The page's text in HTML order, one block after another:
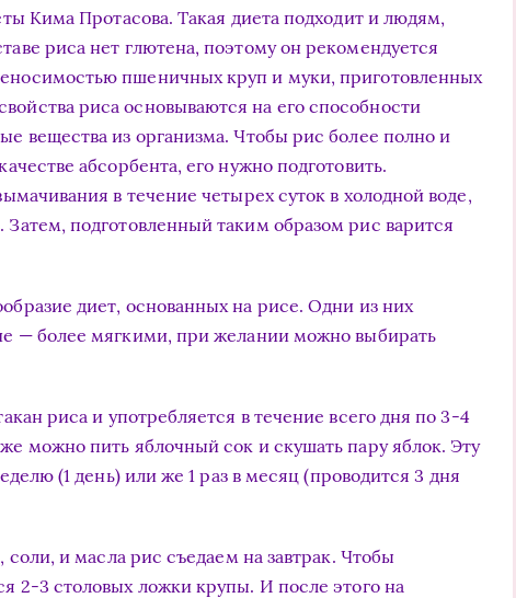
Кима Протасова. Такая диета подходит и людям,
риса нет глютена, поэтому он рекомендуется
пшеничных круп и муки, приготовленных
риса основываются на его способности
вещества из организма. Чтобы рис более полно и
абсорбента, его нужно подготовить.
в течение четырех суток в холодной воде,
подготовленный таким образом рис варится
диет, основанных на рисе. Одни из них
— более мягкими, при желании можно выбирать
риса и употребляется в течение всего дня по 3-4
можно пить яблочный сок и скушать пару яблок. Эту
(1 день) или же 1 раз в месяц (проводится 3 дня
соли, и масла рис съедаем на завтрак. Чтобы
2-3 столовых ложки крупы. И после этого на